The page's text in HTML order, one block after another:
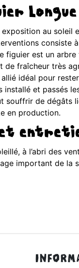
exposition au soleil
figuier est un
de fraîcheur très
idéal pour
installé et passés
souffrir de dégâts
en production.
à l’abri des
important de la